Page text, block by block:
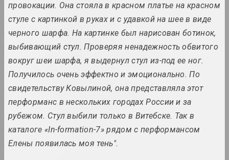
Казимир Альхимович
художник
Виктор Альшевский
художник, преподаватель, куратор
Глеб Аманкулов
художник, перформер
Амбасада Культуры
нго
провокации. Она стояла в красном платье на красном
стуле с картинкой в руках и с удавкой на шее в виде
черного шарфа. На картинке был нарисован ботинок,
выбивающий стул. Проверяя ненадежность обвитого
вокруг шеи шарфа, я выдернул стул из-под ее ног.
Получилось очень эффектно и эмоционально. По
свидетельству Ковылиной, она представляла этот
перформанс в нескольких городах России и за
рубежом. Стул выбили только в Витебске. Так в
каталоге «In-formation-7» рядом с перформансом
Елены появилась моя тень".